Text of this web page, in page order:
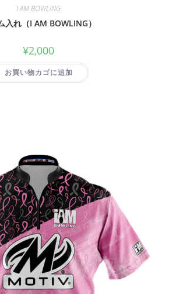
I AM BOWLING
入れ（I AM BOWLING）
¥2,000
お買い物カゴに追加